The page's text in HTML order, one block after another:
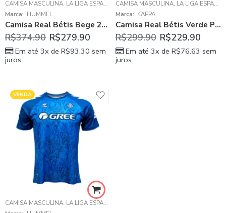
CAMISA MASCULINA, LA LIGA ESPANHOLA ,REAL BÉTIS
Marca: HUMMEL
Camisa Real Bétis Bege 2025/26 Especial Masculina
R$374.90 R$279.90
Em até 3x de R$93.30 sem
juros
CAMISA MASCULINA, LA LIGA ESPANHOLA
Marca: KAPPA
Camisa Real Bétis Verde Polo Reserva 1999/00 Masculina
R$299.90 R$229.90
Em até 3x de R$76.63 sem
juros
VENDA
CAMISA MASCULINA, LA LIGA ESPANHOLA